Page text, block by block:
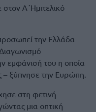
Α΄Ημιτελικό
την Ελλάδα
εμφάνισή του η οποία
– ξύπνησε την Ευρώπη.
στη φετινή
μια οπτική